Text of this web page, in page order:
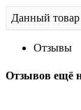
Данный товар
Отзывы
Отзывов ещё